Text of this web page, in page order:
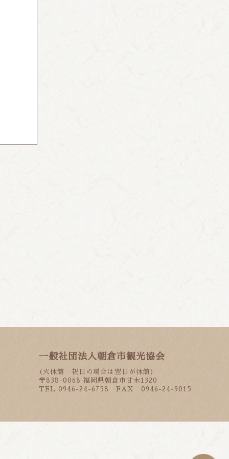
一般社団法人朝倉市観光協会
(火休館 祝日の場合は翌日が休館)
〒838-0068 福岡県朝倉市甘木1320
TEL 0946-24-6758 FAX 0946-24-9015